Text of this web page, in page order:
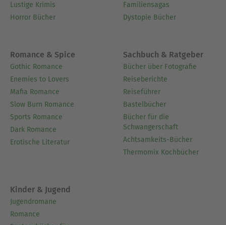
Lustige Krimis
Horror Bücher
Familiensagas
Dystopie Bücher
Romance & Spice
Gothic Romance
Enemies to Lovers
Mafia Romance
Slow Burn Romance
Sports Romance
Dark Romance
Erotische Literatur
Sachbuch & Ratgeber
Bücher über Fotografie
Reiseberichte
Reiseführer
Bastelbücher
Bücher für die
Schwangerschaft
Achtsamkeits-Bücher
Thermomix Kochbücher
Kinder & Jugend
Jugendromane
Romance